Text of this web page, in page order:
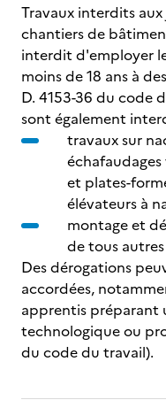
Travaux interdits aux
chantiers de
interdit d'employer
moins de 18 ans à
D. 4153-36 du code
sont également
travaux sur
et plates-
élévateurs à
montage et
de tous
Des dérogations
accordées,
apprentis préparant
technologique ou
du code du travail).